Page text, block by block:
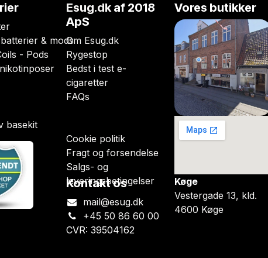
& mods
- Pods
basekit
Esug.dkaf 2018
ApS
Om Esug.dk
Rygestop
Bedst i test e-
cigaretter
FAQs
Cookie politik
Fragt og forsendelse
Salgs- og
leveringsbetingelser
Kontakt os
mail@esug.dk
+45 50 86 60 00
CVR: 39504162
Vores butikker
Køge
Vestergade 13, kld.
4600 Køge